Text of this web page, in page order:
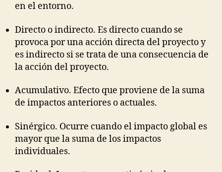
en el entorno.
Directo o indirecto. Es directo cuando se
provoca por una acción directa del proyecto y
es indirecto si se trata de una consecuencia de
la acción del proyecto.
Acumulativo. Efecto que proviene de la suma
de impactos anteriores o actuales.
Sinérgico. Ocurre cuando el impacto global es
mayor que la suma de los impactos
individuales.